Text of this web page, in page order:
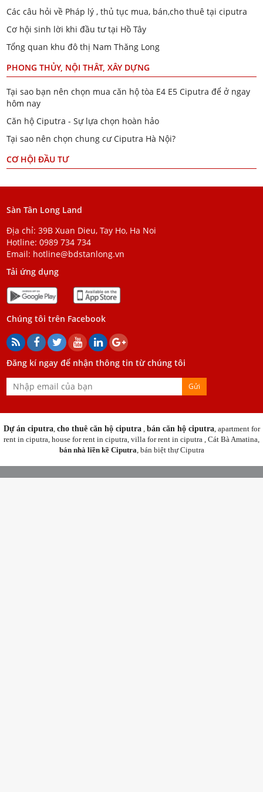
Các câu hỏi về Pháp lý , thủ tục mua, bán,cho thuê tại ciputra
Cơ hội sinh lời khi đầu tư tại Hồ Tây
Tổng quan khu đô thị Nam Thăng Long
PHONG THỦY, NỘI THÂT, XÂY DỰNG
Tại sao bạn nên chọn mua căn hộ tòa E4 E5 Ciputra để ở ngay
hôm nay
Căn hộ Ciputra - Sự lựa chọn hoàn hảo
Tại sao nên chọn chung cư Ciputra Hà Nội?
CƠ HỘI ĐẦU TƯ
Sàn Tân Long Land
Địa chỉ: 39B Xuan Dieu, Tay Ho, Ha Noi
Hotline:0989 734 734
Email: hotline@bdstanlong.vn
Tải ứng dụng
Chúng tôi trên Facebook
Đăng kí ngay để nhận thông tin từ chúng tôi
Gửi
Dự án ciputra, cho thuê căn hộ ciputra, bán căn hộ ciputra, apartment for
rent in ciputra house for rent in ciputra villa for rent in ciputra Cát Bà Amatina
bán nhà liền kề Ciputra bán biệt thự Ciputra